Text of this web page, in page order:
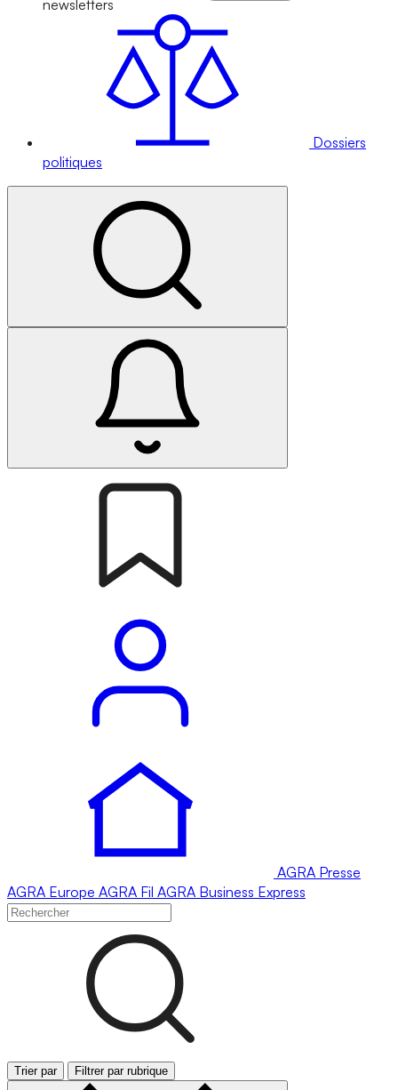
newsletters
Dossiers
politiques
AGRA Presse
AGRA Europe AGRA Fil AGRA Business Express
Trier par Filtrer par rubrique